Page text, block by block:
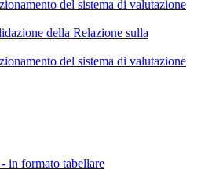
del sistema di valutazione
della Relazione sulla
del sistema di valutazione
in formato tabellare